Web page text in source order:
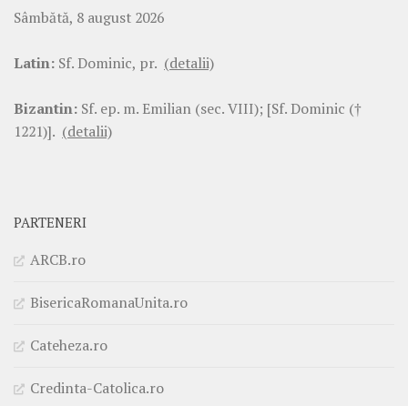
Sâmbătă, 8 august 2026
Latin: Sf. Dominic, pr. (detalii)
Bizantin: Sf. ep. m. Emilian (sec. VIII); [Sf. Dominic (†
1221)]. (detalii)
PARTENERI
ARCB.ro
BisericaRomanaUnita.ro
Cateheza.ro
Credinta-Catolica.ro